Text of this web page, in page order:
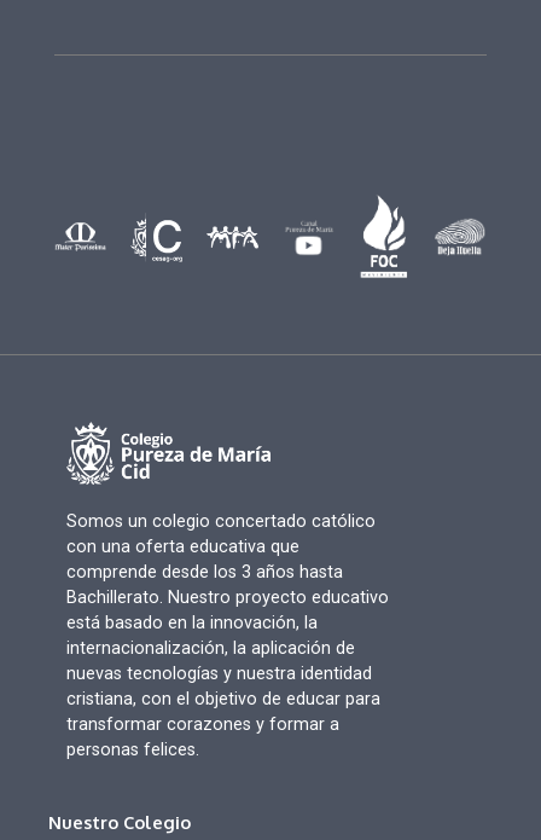
Somos un colegio concertado católico
con una oferta educativa que
comprende desde los 3 años hasta
Bachillerato. Nuestro proyecto educativo
está basado en la innovación, la
internacionalización, la aplicación de
nuevas tecnologías y nuestra identidad
cristiana, con el objetivo de educar para
transformar corazones y formar a
personas felices.
Nuestro Colegio